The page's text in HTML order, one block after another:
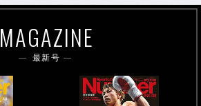
MAGAZINE
最新号